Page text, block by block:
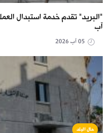
آب
حال البلد